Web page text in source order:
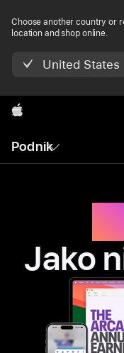
Choose another country or
location and shop online.
United States
Apple
Podnik
navigace
Apple
pro
podniky –
hardware,
software a
Jako